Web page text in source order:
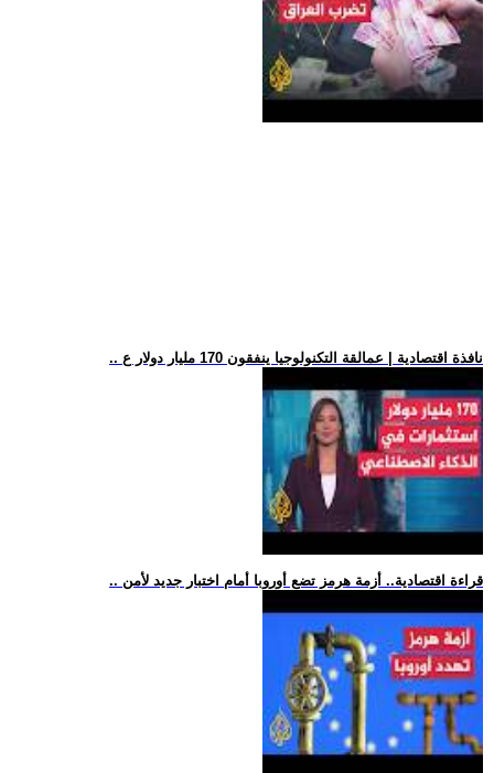
.. نافذة اقتصادية | عمالقة التكنولوجيا ينفقون 170 مليار دولار ع
.. قراءة اقتصادية.. أزمة هرمز تضع أوروبا أمام اختبار جديد لأمن